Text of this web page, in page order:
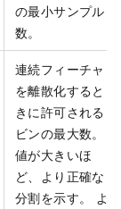
の最小サンプル
数。
連続フィーチャ
を離散化すると
きに許可される
ビンの最大数。
値が大きいほ
ど、より正確な
分割を示す。 よ